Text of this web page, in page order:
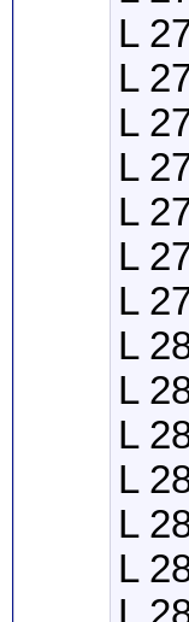
L
L
L
L
L
L
L
L
L
L
L
L
L